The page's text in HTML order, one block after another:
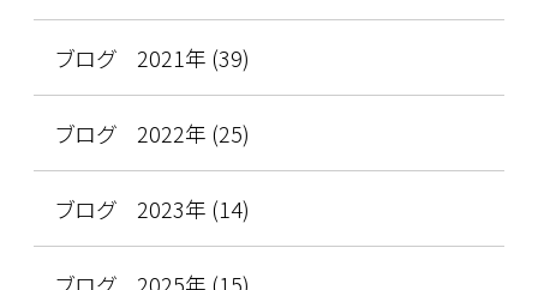
ブログ 2021年 (39)
ブログ 2022年 (25)
ブログ 2023年 (14)